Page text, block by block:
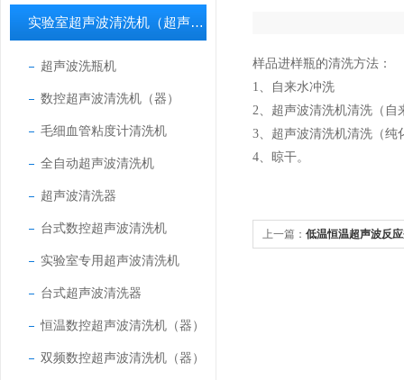
实验室超声波清洗机（超声波清洗器）
超声波洗瓶机
数控超声波清洗机（器）
毛细血管粘度计清洗机
全自动超声波清洗机
超声波清洗器
台式数控超声波清洗机
实验室专用超声波清洗机
台式超声波清洗器
恒温数控超声波清洗机（器）
双频数控超声波清洗机（器）
样品进样瓶的清洗方法：
1、自来水冲洗
2、超声波清洗机清洗（自
3、超声波清洗机清洗（纯
4、晾干。
上一篇： 低温恒温超声波反